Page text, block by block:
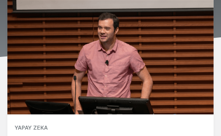
YAPAY ZEKA